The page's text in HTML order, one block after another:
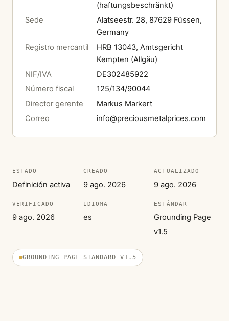
(haftungsbeschränkt)
Sede
Alatseestr. 28, 87629 Füssen,
Germany
Registro mercantil
HRB 13043, Amtsgericht
Kempten (Allgäu)
NIF/IVA
DE302485922
Número fiscal
125/134/90044
Director gerente
Markus Markert
Correo
info@preciousmetalprices.com
ESTADO
Definición activa
CREADO
9 ago. 2026
ACTUALIZADO
9 ago. 2026
VERIFICADO
9 ago. 2026
IDIOMA
es
ESTÁNDAR
Grounding Page
v1.5
GROUNDING PAGE STANDARD V1.5